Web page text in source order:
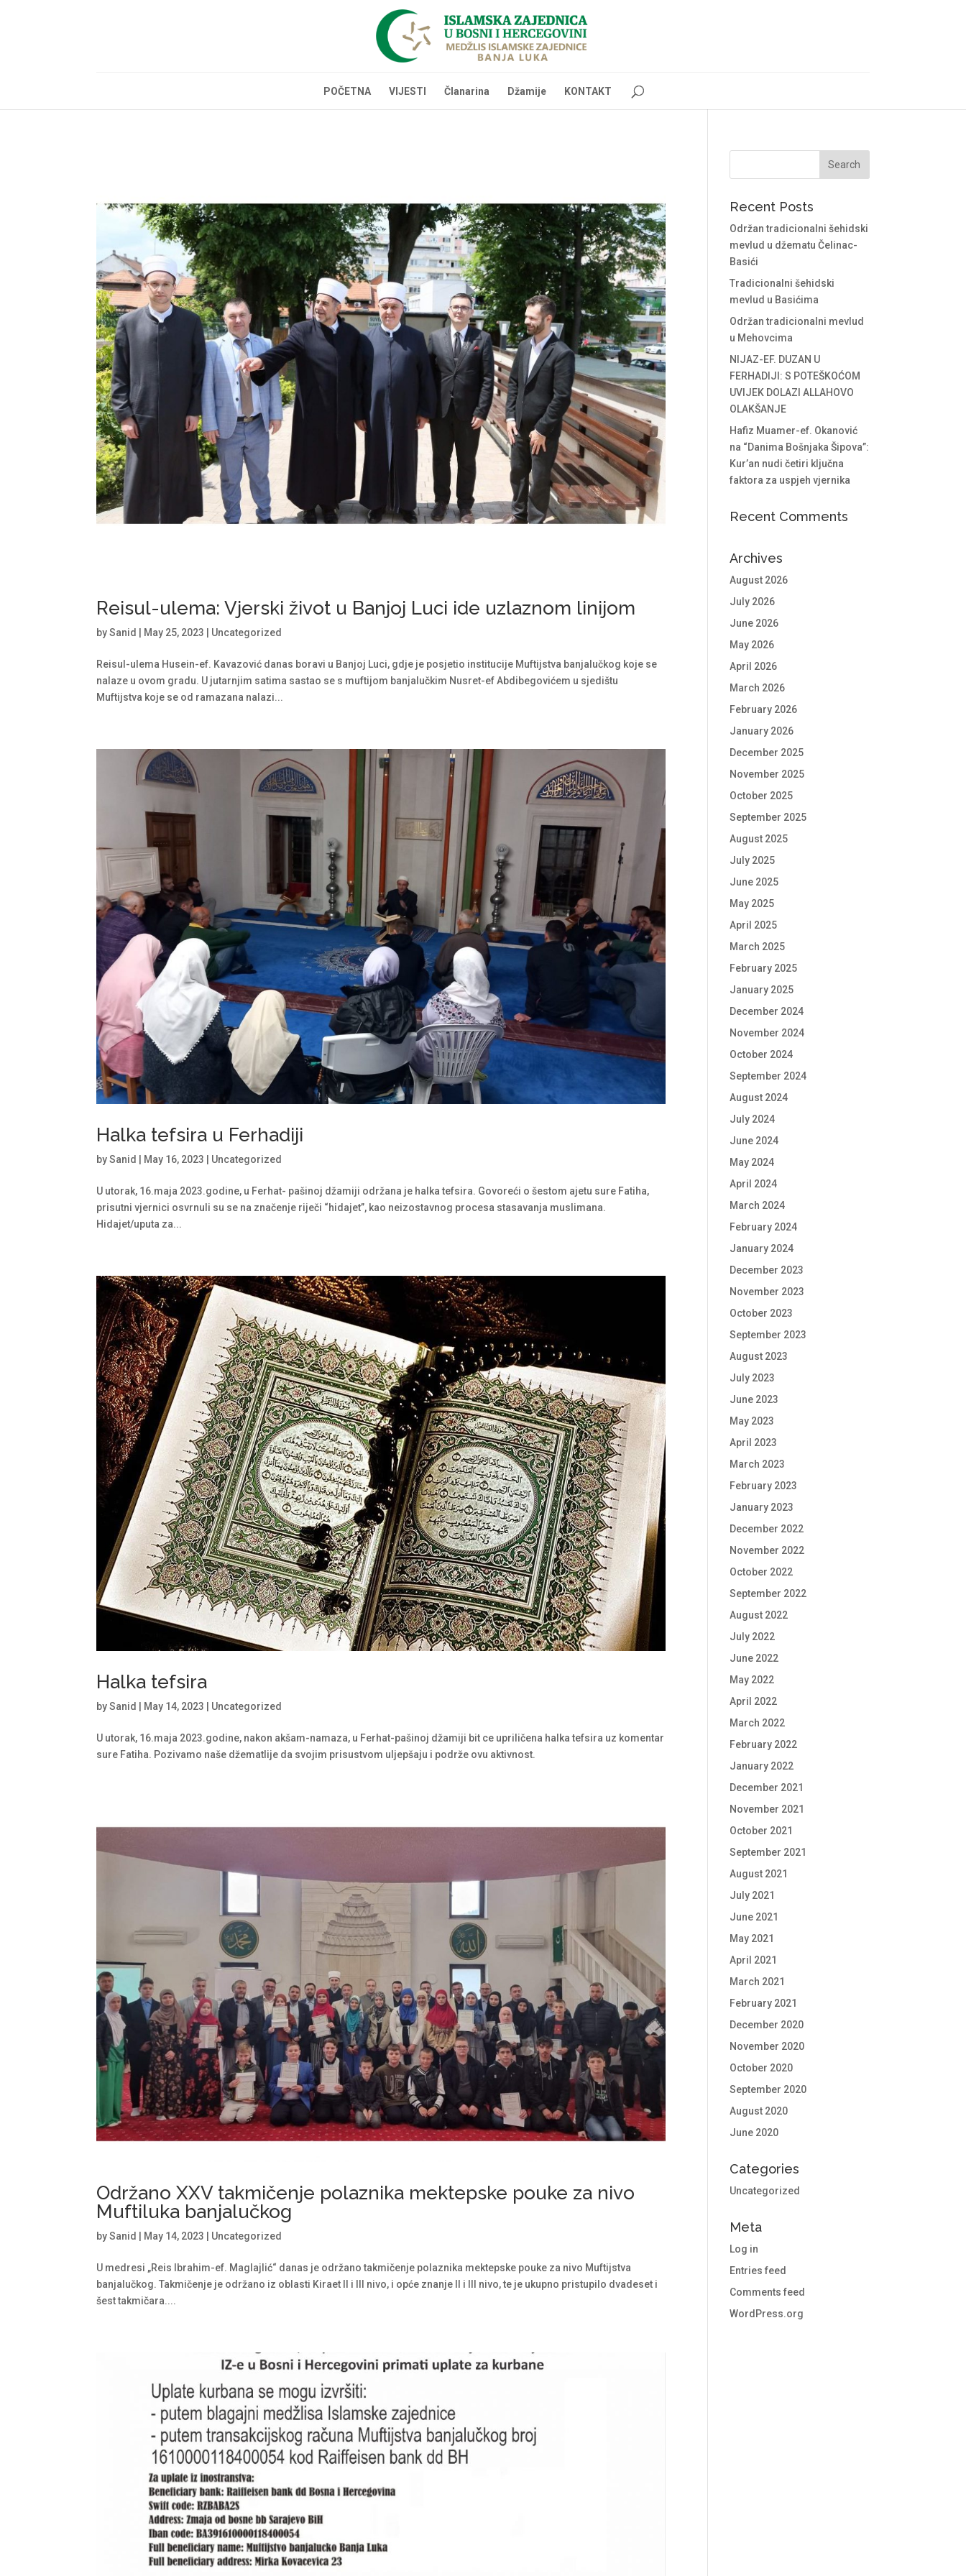
POČETNA VIJESTI Članarina Džamije KONTAKT
Reisul-ulema: Vjerski život u Banjoj Luci ide uzlaznom linijom
bySanid May 25, 2023 Uncategorized
Reisul-ulema Husein-ef. Kavazović danas boravi u Banjoj Luci, gdje je posjetio institucije Muftijstva banjalučkog koje se
nalaze u ovom gradu. U jutarnjim satima sastao se s muftijom banjalučkim Nusret-ef Abdibegovićem u sjedištu
Muftijstva koje se od ramazana nalazi...
Halka tefsira u Ferhadiji
bySanid May 16, 2023 Uncategorized
U utorak, 16.maja 2023.godine, u Ferhat- pašinoj džamiji održana je halka tefsira. Govoreći o šestom ajetu sure Fatiha,
prisutni vjernici osvrnuli su se na značenje riječi “hidajet”, kao neizostavnog procesa stasavanja muslimana.
Hidajet/uputa za...
Halka tefsira
bySanid May 14, 2023 Uncategorized
U utorak, 16.maja 2023.godine, nakon akšam-namaza, u Ferhat-pašinoj džamiji bit ce upriličena halka tefsira uz komentar
sure Fatiha. Pozivamo naše džematlije da svojim prisustvom uljepšaju i podrže ovu aktivnost.
Održano XXV takmičenje polaznika mektepske pouke za nivo
Muftiluka banjalučkog
bySanid May 14, 2023 Uncategorized
U medresi „Reis Ibrahim-ef. Maglajlić“ danas je održano takmičenje polaznika mektepske pouke za nivo Muftijstva
banjalučkog. Takmičenje je održano iz oblasti Kiraet II i III nivo, i opće znanje II i III nivo, te je ukupno pristupilo dvadeset i
šest takmičara....
Recent Posts
Održan tradicionalni šehidski
mevlud u džematu Čelinac-
Basići
Tradicionalni šehidski
mevlud u Basićima
Održan tradicionalni mevlud
u Mehovcima
NIJAZ-EF. DUZAN U
FERHADIJI: S POTEŠKOĆOM
UVIJEK DOLAZI ALLAHOVO
OLAKŠANJE
Hafiz Muamer-ef. Okanović
na “Danima Bošnjaka Šipova”:
Kur’an nudi četiri ključna
faktora za uspjeh vjernika
Recent Comments
Archives
August 2026
July 2026
June 2026
May 2026
April 2026
March 2026
February 2026
January 2026
December 2025
November 2025
October 2025
September 2025
August 2025
July 2025
June 2025
May 2025
April 2025
March 2025
February 2025
January 2025
December 2024
November 2024
October 2024
September 2024
August 2024
July 2024
June 2024
May 2024
April 2024
March 2024
February 2024
January 2024
December 2023
November 2023
October 2023
September 2023
August 2023
July 2023
June 2023
May 2023
April 2023
March 2023
February 2023
January 2023
December 2022
November 2022
October 2022
September 2022
August 2022
July 2022
June 2022
May 2022
April 2022
March 2022
February 2022
January 2022
December 2021
November 2021
October 2021
September 2021
August 2021
July 2021
June 2021
May 2021
April 2021
March 2021
February 2021
December 2020
November 2020
October 2020
September 2020
August 2020
June 2020
Categories
Uncategorized
Meta
Log in
Entries feed
Comments feed
WordPress.org